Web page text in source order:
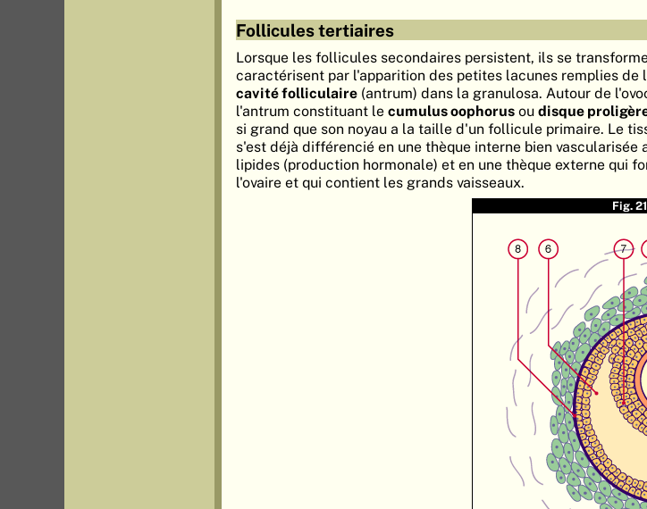
Follicules tertiaires
Lorsque les follicules secondaires persistent, ils se
caractérisent par l'apparition des petites lacunes remplies
cavité folliculaire (antrum) dans la granulosa. Autour de
l'antrum constituant le cumulus oophorus ou disque
si grand que son noyau a la taille d'un follicule primaire. Le
s'est déjà différencié en une thèque interne bien vascularisée
lipides (production hormonale) et en une thèque externe qui
l'ovaire et qui contient les grands vaisseaux.
Fig.